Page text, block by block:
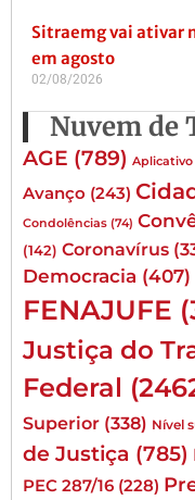
Sitraemg vai ativar
em agosto
02/08/2026
Nuvem de
AGE (789) Aplicativo
Avanço (243)
Condolências (74)
(142) Coronavírus
Democracia (407)
FENAJUFE
Justiça do
Federal
Superior (338) Nível
de Justiça (785)
PEC 287/16 (228)